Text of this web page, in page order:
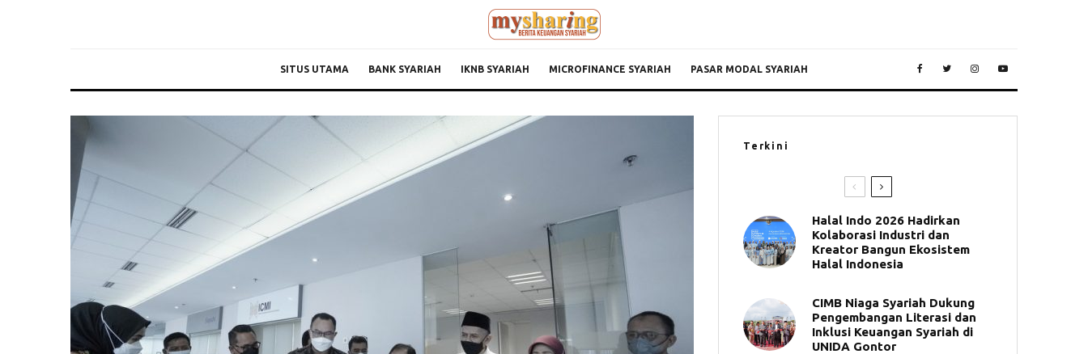
SITUS UTAMA BANK SYARIAH IKNB SYARIAH MICROFINANCE SYARIAH PASAR MODAL SYARIAH
Terkini
Halal Indo 2026 Hadirkan
Kolaborasi Industri dan
Kreator Bangun Ekosistem
Halal Indonesia
CIMB Niaga Syariah Dukung
Pengembangan Literasi dan
Inklusi Keuangan Syariah di
UNIDA Gontor